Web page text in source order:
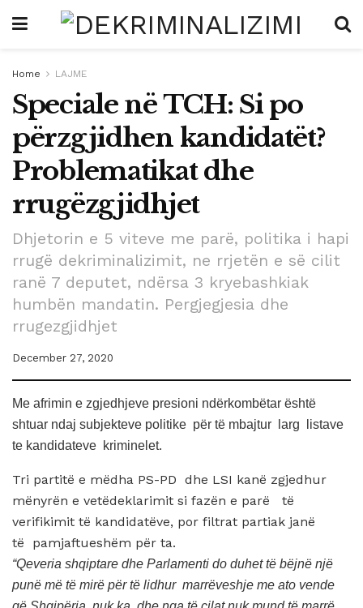
Home LAJME
Speciale në TCH: Si po
përzgjidhen kandidatët?
Problematikat dhe
rrugëzgjidhjet
Dhjetorin e 5 viteve me parë, politika i hapi
rrugë dekriminalizimit, ne rrjetën e së cilit
ranë 7 deputet, ndërsa 3 kryebashkiak
humbën mandatin. Pergjegjesia dhe
rrugezgjidhjet
December 27, 2020
Me afrimin e zgjedhjeve presioni ndërkombëtar është
shtuar ndaj subjekteve politike për të mbajtur larg listave
te kandidateve kriminelet.
Tri partitë e mëdha PS-PD dhe LSI kanë zgjedhur
mënyrën e vetëdeklarimit si fazën e parë të
verifikimit të kandidatëve, por filtrat partiak janë
të pamjaftueshëm për ta.
“Qeveria shqiptare dhe Parlamenti do duhet të bëjnë një
punë më të mirë për të lidhur marrëveshje me ato vende